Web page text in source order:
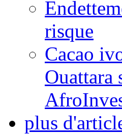
risque
Cacao
Ouattara
plus